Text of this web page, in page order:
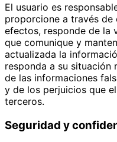
El usuario es
proporcione a través de
efectos, responde de la
que comunique y
actualizada la
responda a su situación
de las informaciones
y de los perjuicios que
terceros.
Seguridad y